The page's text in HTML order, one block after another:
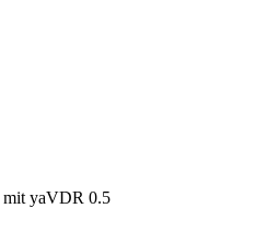
mit yaVDR 0.5